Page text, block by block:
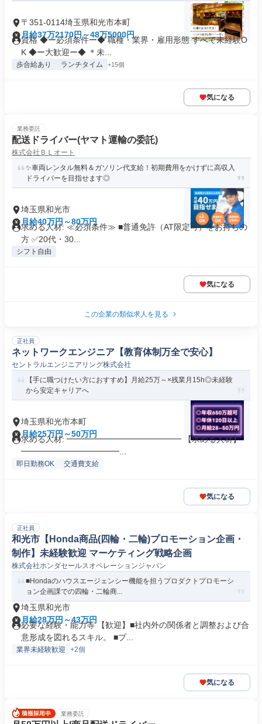
〒351-0114埼玉県和光市本町
月給37万2170円～48万5000円
資格 ◆ー必須条件ー◆ 職種・業界・雇用形態 すべて未経験O
K ◆ー大歓迎ー◆ ＊未...
歩合給あり ランチタイム +15個
気になる
業務委託
配送ドライバー(ヤマト運輸の委託)
株式会社ＢＬオート
✨車両レンタル無料＆ガソリン代支給！初期費用をかけずに高収入
ドライバーを目指せます◎
埼玉県和光市
月給40万円～80万円
求める人材: ≪必須条件≫ ■普通免許（AT限定可）をお持ちの
方 ✅️20代・30...
シフト自由
気になる
この企業の類似求人を見る
正社員
ネットワークエンジニア【教育体制万全で安心】
セントラルエンジニアリング株式会社
【手に職つけたい方におすすめ】月給25万～×残業月15h◎未経験
から安定キャリアへ
埼玉県和光市本町
月給25万円～50万円
求める人材: ━━━━━━━━━━━━━━ 【求める人材】
━━━━━━━━━━━━...
即日勤務OK 交通費支給
気になる
正社員
和光市【Honda商品(四輪・二輪)プロモーション企画・
制作】未経験歓迎 マーケティング戦略企画
株式会社ホンダセールスオペレーションジャパン
■Hondaのハウスエージェンシー機能を担うプロダクトプロモーシ
ョン企画課での四輪・二輪商...
埼玉県和光市
月給28万円～43万円
必要な経験・能力等 【歓迎】■社内外の関係者と調整および合
意形成を図れるスキル。 ■プ...
業界未経験歓迎 +2個
気になる
業務委託